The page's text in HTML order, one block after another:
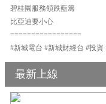
碧桂園服務領跌藍籌
比亞迪要小心
=================
#新城電台 #新城財經台 #投資
最新上線